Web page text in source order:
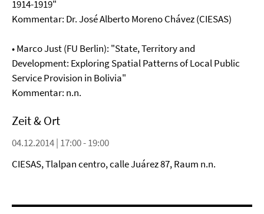
1914-1919"
Kommentar: Dr. José Alberto Moreno Chávez (CIESAS)
• Marco Just (FU Berlin): "State, Territory and
Development: Exploring Spatial Patterns of Local Public
Service Provision in Bolivia"
Kommentar: n.n.
Zeit & Ort
04.12.2014 | 17:00 - 19:00
CIESAS, Tlalpan centro, calle Juárez 87, Raum n.n.